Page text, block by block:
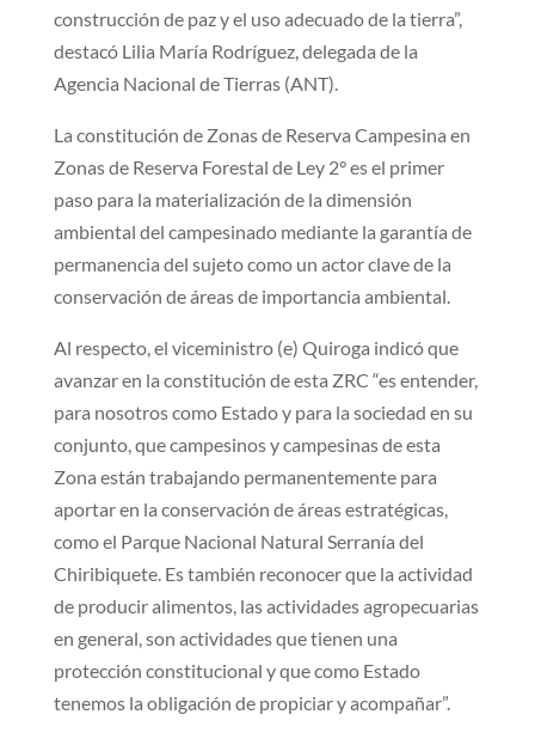
construcción de paz y el uso adecuado de la tierra”,
destacó Lilia María Rodríguez, delegada de la
Agencia Nacional de Tierras (ANT).
La constitución de Zonas de Reserva Campesina en
Zonas de Reserva Forestal de Ley 2° es el primer
paso para la materialización de la dimensión
ambiental del campesinado mediante la garantía de
permanencia del sujeto como un actor clave de la
conservación de áreas de importancia ambiental.
Al respecto, el viceministro (e) Quiroga indicó que
avanzar en la constitución de esta ZRC “es entender,
para nosotros como Estado y para la sociedad en su
conjunto, que campesinos y campesinas de esta
Zona están trabajando permanentemente para
aportar en la conservación de áreas estratégicas,
como el Parque Nacional Natural Serranía del
Chiribiquete. Es también reconocer que la actividad
de producir alimentos, las actividades agropecuarias
en general, son actividades que tienen una
protección constitucional y que como Estado
tenemos la obligación de propiciar y acompañar”.